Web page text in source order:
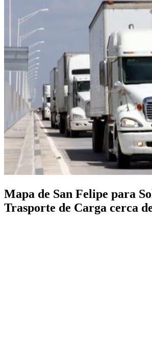
Mapa de San Felipe para
Trasporte de Carga cerca